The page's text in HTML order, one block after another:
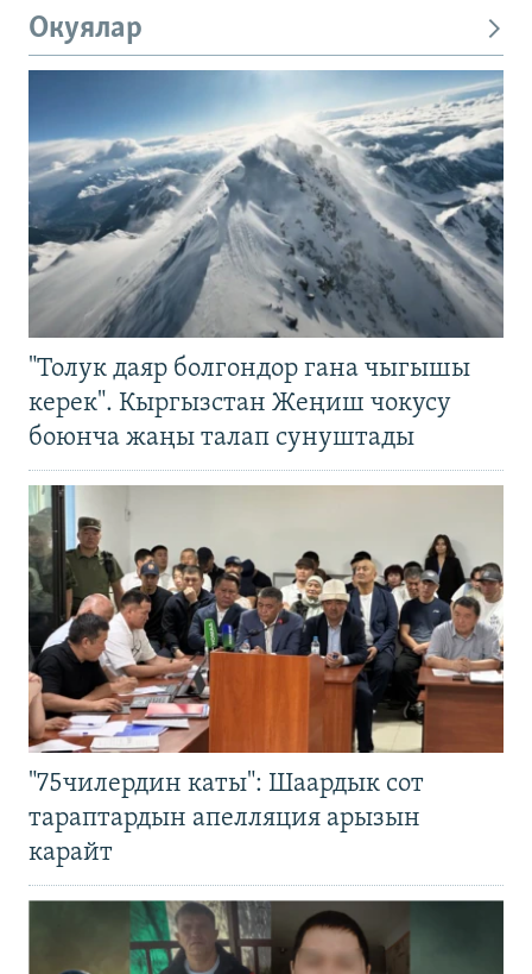
Окуялар
"Толук даяр болгондор гана чыгышы
керек". Кыргызстан Жеңиш чокусу
боюнча жаңы талап сунуштады
"75чилердин каты": Шаардык сот
тараптардын апелляция арызын
карайт